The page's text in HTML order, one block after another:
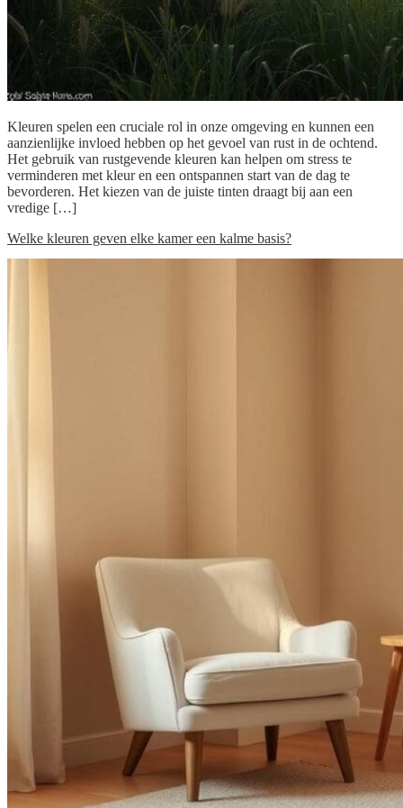
Kleuren spelen een cruciale rol in onze omgeving en kunnen een
aanzienlijke invloed hebben op het gevoel van rust in de ochtend.
Het gebruik van rustgevende kleuren kan helpen om stress te
verminderen met kleur en een ontspannen start van de dag te
bevorderen. Het kiezen van de juiste tinten draagt bij aan een
vredige […]
Welke kleuren geven elke kamer een kalme basis?